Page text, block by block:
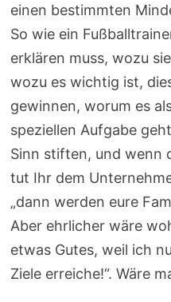
einen bestimmten
So wie ein
erklären muss, wozu
wozu es wichtig ist,
gewinnen, worum es
speziellen Aufgabe
Sinn stiften, und wenn
tut Ihr dem
„dann werden eure
Aber ehrlicher wäre
etwas Gutes, weil ich
Ziele erreiche!“. Wäre